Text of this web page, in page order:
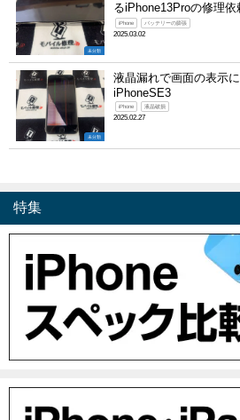
未分類
るiPhone13Proの修理依
iPhone バッテリーの膨張
2025.03.02
未分類
液晶漏れで画面の表示
iPhoneSE3
iPhone 液晶破損
2025.02.27
特集